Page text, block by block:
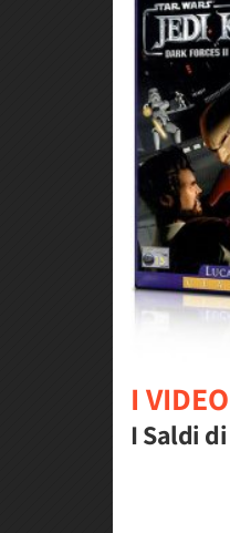
I VIDEO
I Saldi